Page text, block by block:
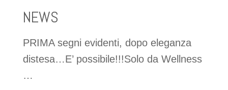
NEWS
PRIMA segni evidenti, dopo eleganza
distesa…E’ possibile!!!Solo da Wellness
…